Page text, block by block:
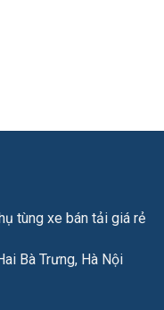
tùng xe bán tải giá rẻ
Bà Trưng, Hà Nội